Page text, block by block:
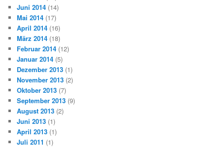
Juni 2014 (14)
Mai 2014 (17)
April 2014 (16)
März 2014 (18)
Februar 2014 (12)
Januar 2014 (5)
Dezember 2013 (1)
November 2013 (2)
Oktober 2013 (7)
September 2013 (9)
August 2013 (2)
Juni 2013 (1)
April 2013 (1)
Juli 2011 (1)